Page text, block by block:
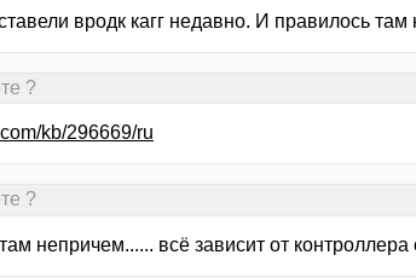
вродк кагг недавно. И правилось
?
kb/296669/ru
?
непричем...... всё зависит от контроллера